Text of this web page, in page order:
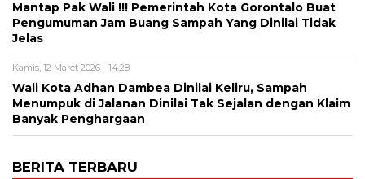
Mantap Pak Wali !!! Pemerintah Kota Gorontalo Buat
Pengumuman Jam Buang Sampah Yang Dinilai Tidak
Jelas
Kamis, 12 Maret 2026 - 14:28
Wali Kota Adhan Dambea Dinilai Keliru, Sampah
Menumpuk di Jalanan Dinilai Tak Sejalan dengan Klaim
Banyak Penghargaan
BERITA TERBARU